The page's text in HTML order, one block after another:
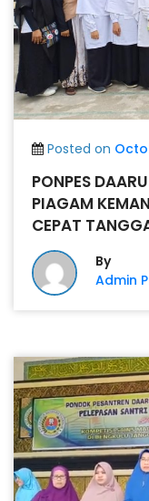
Posted on
PONPES
PIAGAM
CEPAT
By
Admin